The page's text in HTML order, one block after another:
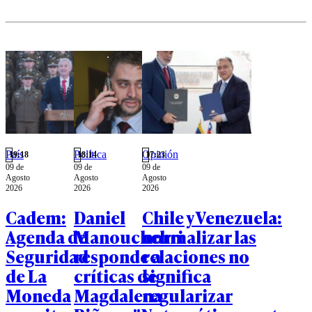
extinción".
País
19:18
09 de
Agosto
2026
Cadem:
Agenda de
Seguridad
de La
Moneda
Política
18:14
09 de
Agosto
2026
Daniel
Manouchehri
responde a
críticas de
Magdalena
Opinión
17:23
09 de
Agosto
2026
Chile y Venezuela:
normalizar las
relaciones no
significa
regularizar